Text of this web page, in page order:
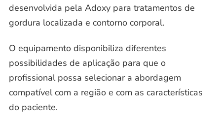
desenvolvida pela Adoxy para tratamentos de
gordura localizada e contorno corporal.
O equipamento disponibiliza diferentes
possibilidades de aplicação para que o
profissional possa selecionar a abordagem
compatível com a região e com as características
do paciente.